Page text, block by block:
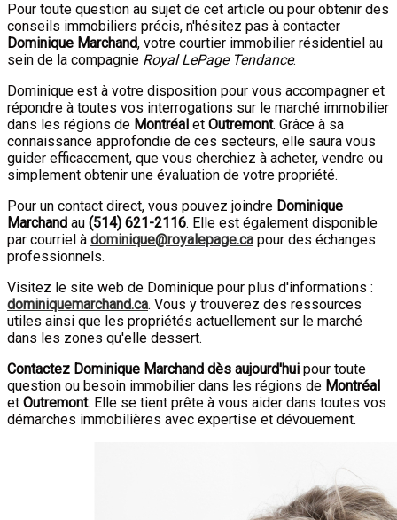
Pour toute question au sujet de cet article ou pour obtenir des
conseils immobiliers précis, n'hésitez pas à contacter
Dominique Marchand, votre courtier immobilier résidentiel au
sein de la compagnie Royal LePage Tendance.
Dominique est à votre disposition pour vous accompagner et
répondre à toutes vos interrogations sur le marché immobilier
dans les régions de Montréal et Outremont. Grâce à sa
connaissance approfondie de ces secteurs, elle saura vous
guider efficacement, que vous cherchiez à acheter, vendre ou
simplement obtenir une évaluation de votre propriété.
Pour un contact direct, vous pouvez joindre Dominique
Marchand au (514) 621-2116. Elle est également disponible
par courriel à dominique@royalepage.ca pour des échanges
professionnels.
Visitez le site web de Dominique pour plus d'informations :
dominiquemarchand.ca. Vous y trouverez des ressources
utiles ainsi que les propriétés actuellement sur le marché
dans les zones qu'elle dessert.
Contactez Dominique Marchand dès aujourd'hui pour toute
question ou besoin immobilier dans les régions de Montréal
et Outremont. Elle se tient prête à vous aider dans toutes vos
démarches immobilières avec expertise et dévouement.